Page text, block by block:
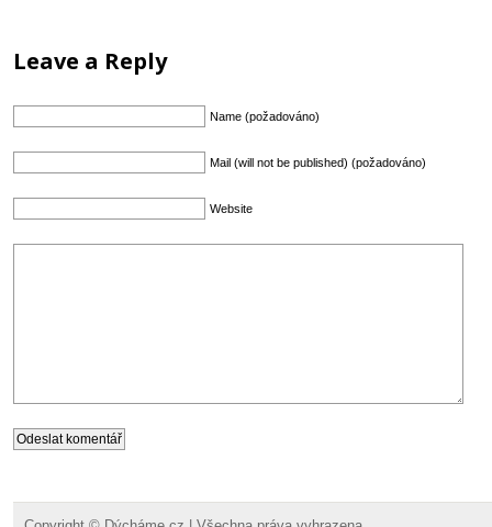
Leave a Reply
Name (požadováno)
Mail (will not be published) (požadováno)
Website